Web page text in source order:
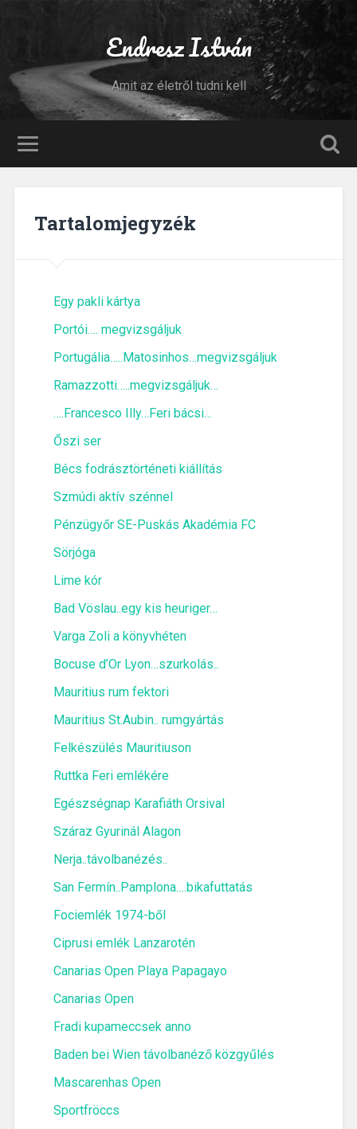
Endresz István
Amit az életről tudni kell
Tartalomjegyzék
Egy pakli kártya
Portói…. megvizsgáljuk
Portugália…..Matosinhos…megvizsgáljuk
Ramazzotti…..megvizsgáljuk…
….Francesco Illy…Feri bácsi…
Őszi ser
Bécs fodrásztörténeti kiállítás
Szmúdi aktív szénnel
Pénzügyőr SE-Puskás Akadémia FC
Sörjóga
Lime kór
Bad Vöslau..egy kis heuriger…
Varga Zoli a könyvhéten
Bocuse d’Or Lyon…szurkolás..
Mauritius rum fektori
Mauritius St.Aubin.. rumgyártás
Felkészülés Mauritiuson
Ruttka Feri emlékére
Egészségnap Karafiáth Orsival
Száraz Gyurinál Alagon
Nerja..távolbanézés..
San Fermín..Pamplona….bikafuttatás
Fociemlék 1974-ből
Ciprusi emlék Lanzarotén
Canarias Open Playa Papagayo
Canarias Open
Fradi kupameccsek anno
Baden bei Wien távolbanéző közgyűlés
Mascarenhas Open
Sportfröccs